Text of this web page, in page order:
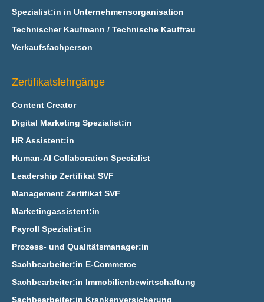
Spezialist:in in Unternehmensorganisation
Technischer Kaufmann / Technische Kauffrau
Verkaufsfachperson
Zertifikatslehrgänge
Content Creator
Digital Marketing Spezialist:in
HR Assistent:in
Human-AI Collaboration Specialist
Leadership Zertifikat SVF
Management Zertifikat SVF
Marketingassistent:in
Payroll Spezialist:in
Prozess- und Qualitätsmanager:in
Sachbearbeiter:in E‑Commerce
Sachbearbeiter:in Immobilienbewirtschaftung
Sachbearbeiter:in Krankenversicherung